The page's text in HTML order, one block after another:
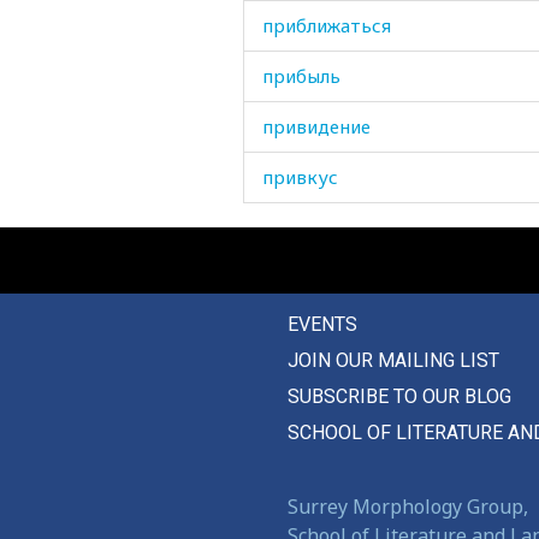
приближаться
прибыль
привидение
привкус
приводить
привязанность
приглашенный
приданое
EVENTS
JOIN OUR MAILING LIST
SUBSCRIBE TO OUR BLOG
SCHOOL OF LITERATURE
Surrey Morphology Group,